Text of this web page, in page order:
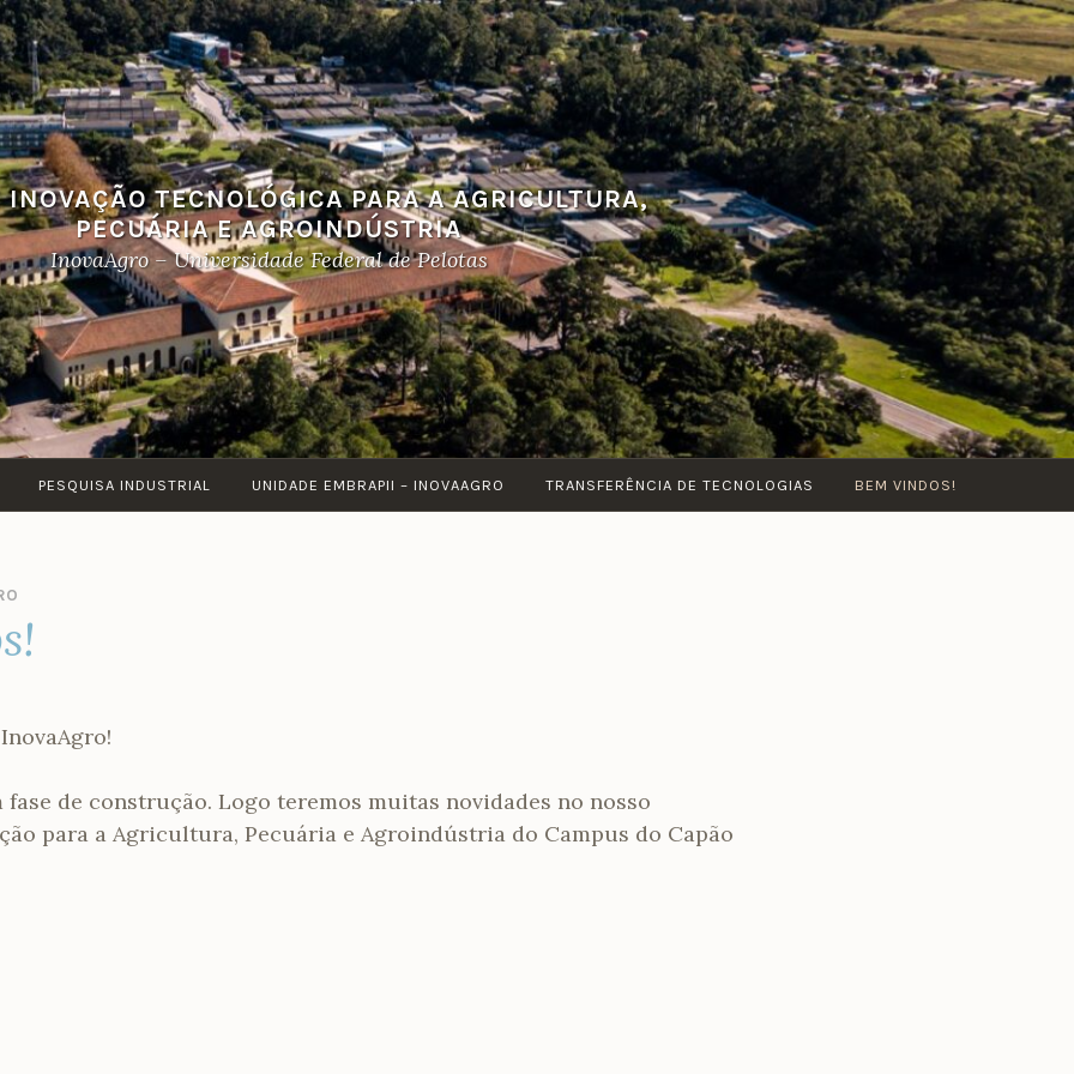
INOVAÇÃO TECNOLÓGICA PARA A AGRICULTURA,
PECUÁRIA E AGROINDÚSTRIA
InovaAgro – Universidade Federal de Pelotas
PESQUISA INDUSTRIAL UNIDADE EMBRAPII – INOVAAGRO TRANSFERÊNCIA DE TECNOLOGIAS BEM VINDOS!
fase de construção. Logo teremos muitas novidades no nosso
para a Agricultura, Pecuária e Agroindústria do Campus do Capão